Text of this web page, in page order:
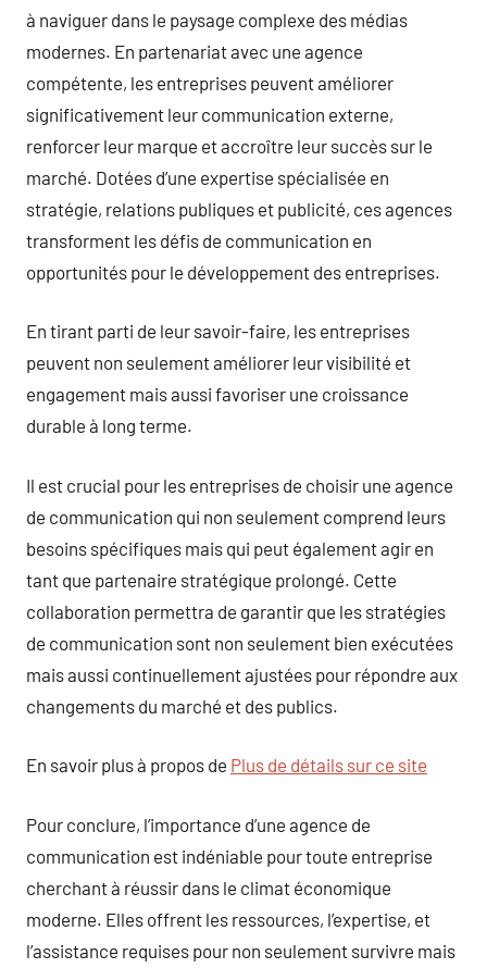
à naviguer dans le paysage complexe des médias
modernes. En partenariat avec une agence
compétente, les entreprises peuvent améliorer
significativement leur communication externe,
renforcer leur marque et accroître leur succès sur le
marché. Dotées d’une expertise spécialisée en
stratégie, relations publiques et publicité, ces agences
transforment les défis de communication en
opportunités pour le développement des entreprises.
En tirant parti de leur savoir-faire, les entreprises
peuvent non seulement améliorer leur visibilité et
engagement mais aussi favoriser une croissance
durable à long terme.
Il est crucial pour les entreprises de choisir une agence
de communication qui non seulement comprend leurs
besoins spécifiques mais qui peut également agir en
tant que partenaire stratégique prolongé. Cette
collaboration permettra de garantir que les stratégies
de communication sont non seulement bien exécutées
mais aussi continuellement ajustées pour répondre aux
changements du marché et des publics.
En savoir plus à propos de Plus de détails sur ce site
Pour conclure, l’importance d’une agence de
communication est indéniable pour toute entreprise
cherchant à réussir dans le climat économique
moderne. Elles offrent les ressources, l’expertise, et
l’assistance requises pour non seulement survivre mais